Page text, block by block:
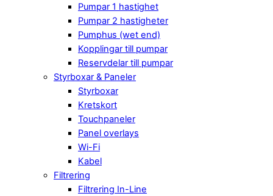
Pumpar 1 hastighet
Pumpar 2 hastigheter
Pumphus (wet end)
Kopplingar till pumpar
Reservdelar till pumpar
Styrboxar & Paneler
Styrboxar
Kretskort
Touchpaneler
Panel overlays
Wi-Fi
Kabel
Filtrering
Filtrering In-Line